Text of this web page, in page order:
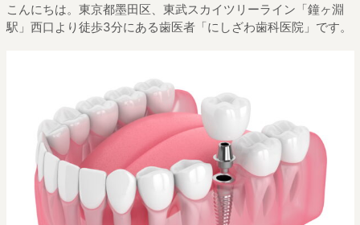
こんにちは。東京都墨田区、東武スカイツリーライン「鐘ヶ淵
駅」西口より徒歩3分にある歯医者「にしざわ歯科医院」です。